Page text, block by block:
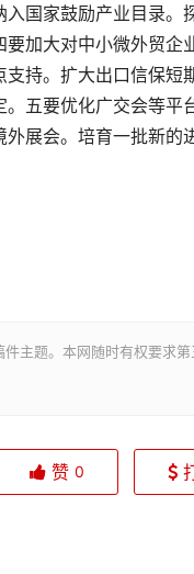
国家鼓励产业目录
加大对中小微外贸企
持。扩大出口信保
五要优化广交会等
展会。培育一批新的
主题。本网随时有权要求第
赞 0